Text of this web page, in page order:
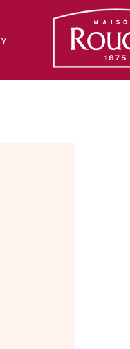
Maison Rougié